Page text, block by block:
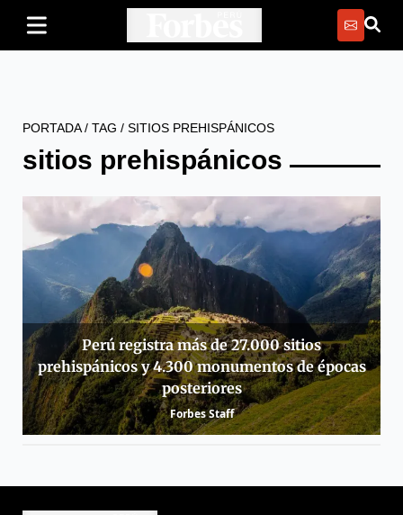
PORTADA/ TAG / SITIOS PREHISPÁNICOS
sitios prehispánicos
Perú registra más de 27.000 sitios
prehispánicos y 4.300 monumentos de épocas
posteriores
Forbes Staff